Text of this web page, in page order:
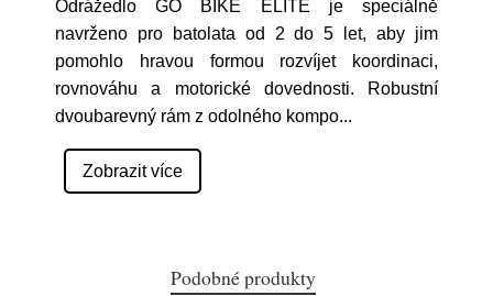
Odrážedlo GO BIKE ELITE je speciálně
navrženo pro batolata od 2 do 5 let, aby jim
pomohlo hravou formou rozvíjet koordinaci,
rovnováhu a motorické dovednosti. Robustní
dvoubarevný rám z odolného kompo...
Zobrazit více
Podobné produkty